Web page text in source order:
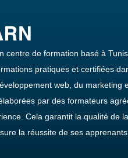
centre de formation basé à
pratiques et certifiées
web, du marketing
par des formateurs
Cela garantit la qualité de la
la réussite de ses apprenants.